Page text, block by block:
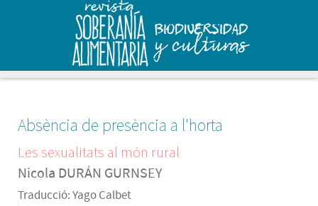
Absència de presència a l'horta
Les sexualitats al món rural
Nicola DURÁN GURNSEY
Traducció: Yago Calbet